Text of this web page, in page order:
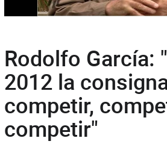
Rodolfo García:
2012 la
competir,
competir"